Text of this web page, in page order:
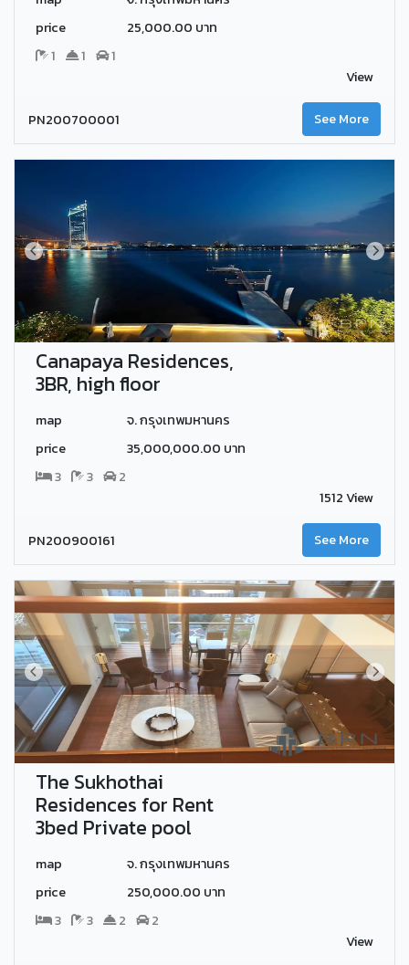
price
25,000.00 บาท
1
1
1
View
PN200700001 See More
Canapaya Residences,
3BR, high floor
map
จ. กรุงเทพมหานคร
price
35,000,000.00 บาท
3
3
2
1512 View
PN200900161 See More
The Sukhothai
Residences for Rent
3bed Private pool
map
จ. กรุงเทพมหานคร
price
250,000.00 บาท
3
3 2
2
View